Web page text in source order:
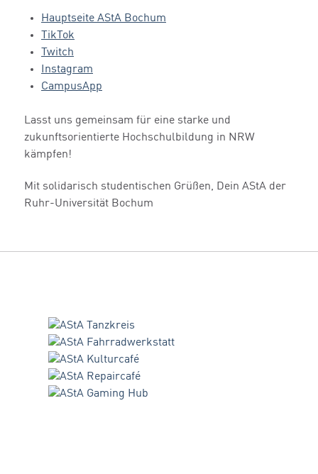
Hauptseite AStA Bochum
TikTok
Twitch
Instagram
CampusApp
Lasst uns gemeinsam für eine starke und
zukunftsorientierte Hochschulbildung in NRW
kämpfen!
Mit solidarisch studentischen Grüßen, Dein AStA der
Ruhr-Universität Bochum